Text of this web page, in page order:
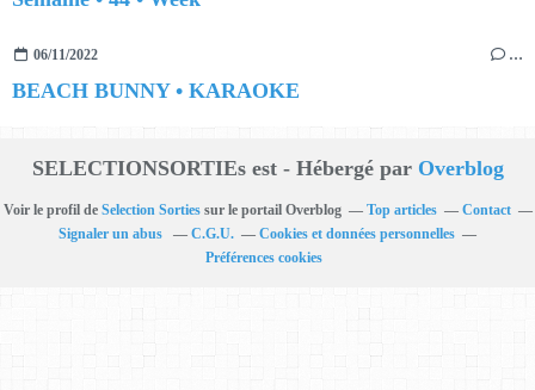
06/11/2022 …
BEACH BUNNY • KARAOKE
SELECTIONSORTIEs est - Hébergé par Overblog
Voir le profil de Selection Sortiessur le portail Overblog Top articles
Contact
Signaler un abus
C.G.U.
Cookies et données personnelles
Préférences cookies